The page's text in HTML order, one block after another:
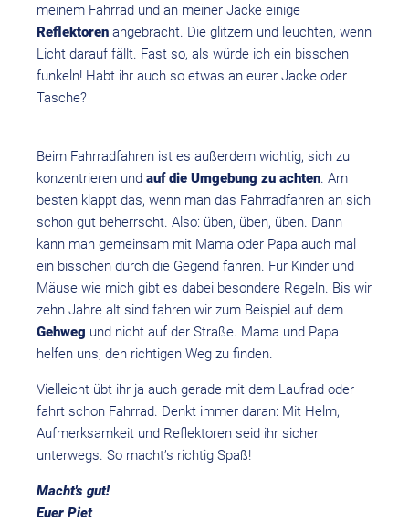
meinem Fahrrad und an meiner Jacke einige
Reflektoren angebracht. Die glitzern und leuchten, wenn
Licht darauf fällt. Fast so, als würde ich ein bisschen
funkeln! Habt ihr auch so etwas an eurer Jacke oder
Tasche?
Beim Fahrradfahren ist es außerdem wichtig, sich zu
konzentrieren und auf die Umgebung zu achten . Am
besten klappt das, wenn man das Fahrradfahren an sich
schon gut beherrscht. Also: üben, üben, üben. Dann
kann man gemeinsam mit Mama oder Papa auch mal
ein bisschen durch die Gegend fahren. Für Kinder und
Mäuse wie mich gibt es dabei besondere Regeln. Bis wir
zehn Jahre alt sind fahren wir zum Beispiel auf dem
Gehweg und nicht auf der Straße. Mama und Papa
helfen uns, den richtigen Weg zu finden.
Vielleicht übt ihr ja auch gerade mit dem Laufrad oder
fahrt schon Fahrrad. Denkt immer daran: Mit Helm,
Aufmerksamkeit und Reflektoren seid ihr sicher
unterwegs. So macht’s richtig Spaß!
Macht's gut!
Euer Piet